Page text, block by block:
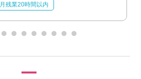
月残業20時間以内